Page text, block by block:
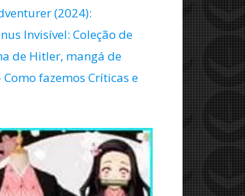
(2024):
Invisível: Coleção de
de Hitler, mangá de
fazemos Críticas e